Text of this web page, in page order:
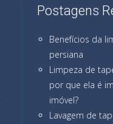
Postagens
Benefícios da
persiana
Limpeza de
por que ela é
imóvel?
Lavagem de